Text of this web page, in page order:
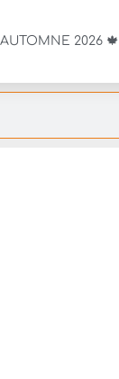
2026 🍁